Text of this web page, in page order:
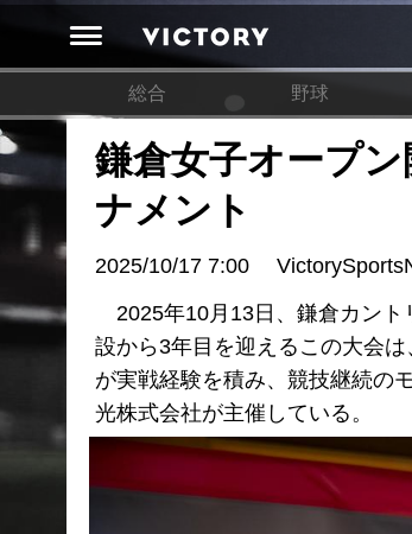
総合 野球
鎌倉女子オープ
ナメント
2025/10/17 7:00
2025年10月13日、鎌倉カント
設から3年目を迎えるこの大会
が実戦経験を積み、競技継続の
光株式会社が主催している。